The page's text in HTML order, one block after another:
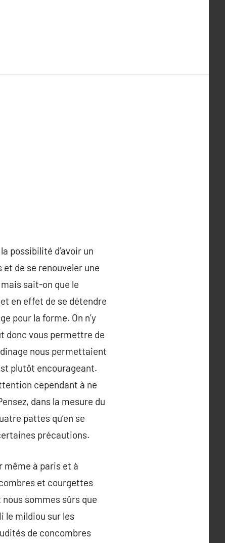
possibilité d’avoir un
de se renouveler une
sait-on que le
en effet de se détendre
pour la forme. On n’y
donc vous permettre de
nous permettaient
plutôt encourageant.
cependant à ne
dans la mesure du
pattes qu’en se
précautions.
même à paris et à
et courgettes
sommes sûrs que
le mildiou sur les
de concombres